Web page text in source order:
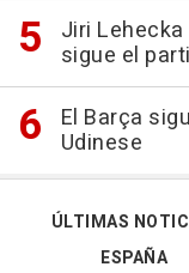
Jiri
sigue el
El Barça
Udinese
ÚLTIMAS
ESPAÑA